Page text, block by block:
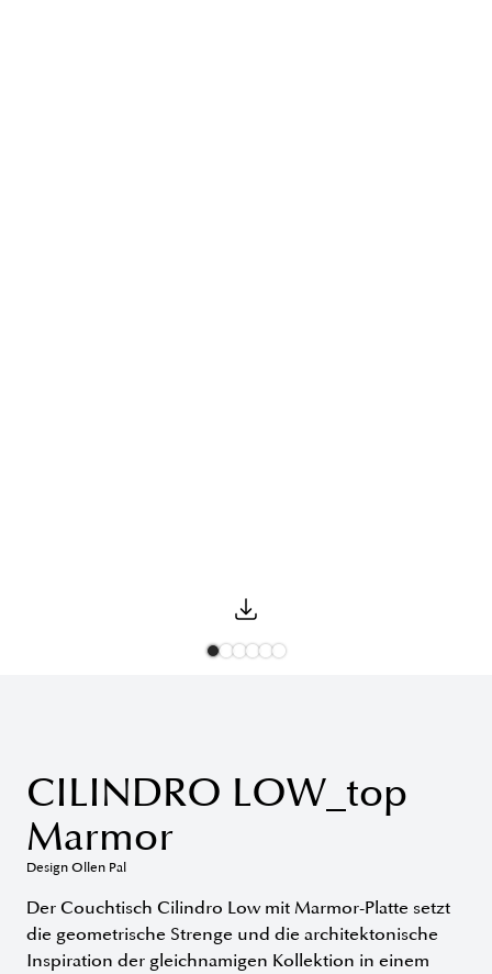
CILINDRO LOW_top
Marmor
Design Ollen Pal
Der Couchtisch Cilindro Low mit Marmor-Platte setzt
die geometrische Strenge und die architektonische
Inspiration der gleichnamigen Kollektion in einem